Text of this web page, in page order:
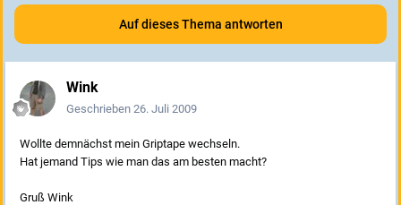
Auf dieses Thema antworten
Wink
Geschrieben 26. Juli 2009
Wollte demnächst mein Griptape wechseln.
Hat jemand Tips wie man das am besten macht?
Gruß Wink